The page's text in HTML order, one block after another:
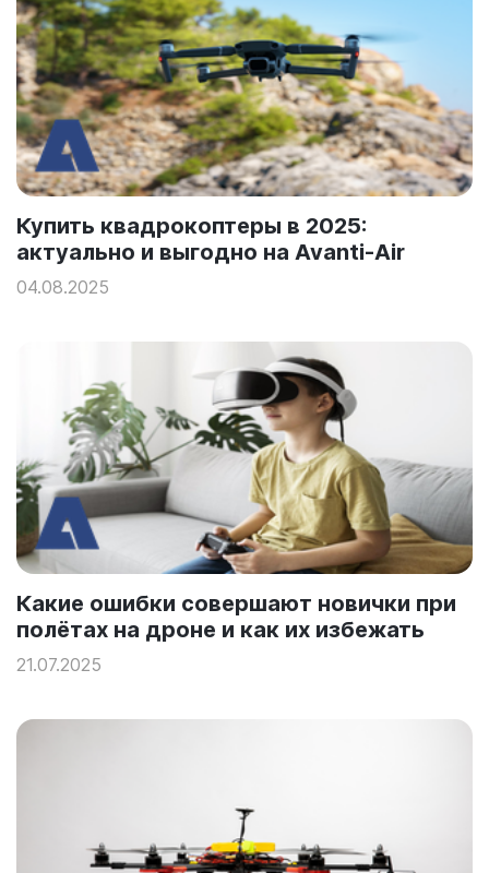
Купить квадрокоптеры в 2025:
актуально и выгодно на Avanti‑Air
04.08.2025
Какие ошибки совершают новички при
полётах на дроне и как их избежать
21.07.2025